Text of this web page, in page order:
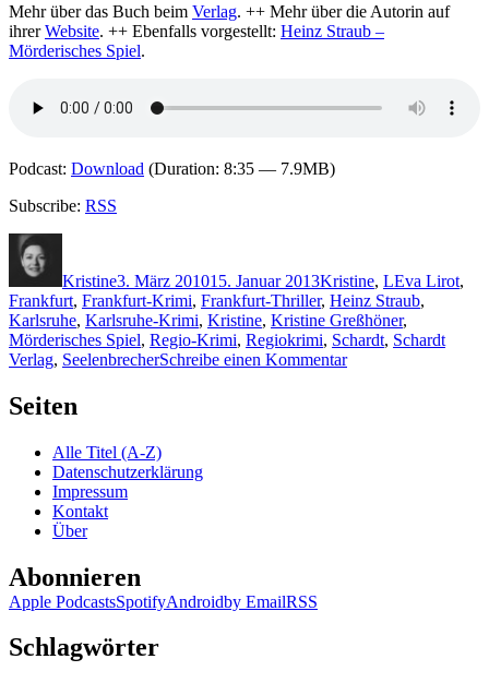
Mehr über das Buch beim Verlag. ++ Mehr über die Autorin auf
ihrerWebsite. ++ Ebenfalls vorgestellt: Heinz Straub –
Mörderisches Spiel.
Podcast: Download (Duration: 8:35 — 7.9MB)
Subscribe: RSS
Kristine3. März 201015. Januar 2013Kristine, LEva Lirot,
Frankfurt, Frankfurt-Krimi, Frankfurt-Thriller, Heinz Straub,
Karlsruhe, Karlsruhe-Krimi, Kristine, Kristine Greßhöner,
Mörderisches Spiel, Regio-Krimi, Regiokrimi, Schardt, Schardt
Verlag, SeelenbrecherSchreibe einen Kommentarzu
Seiten
Alle Titel (A-Z)
Datenschutzerklärung
Impressum
Kontakt
Über
Abonnieren
Apple PodcastsSpotifyAndroidby EmailRSS
Schlagwörter